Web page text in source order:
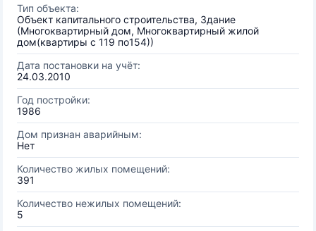
Тип объекта:
Объект капитального строительства, Здание
(Многоквартирный дом, Многоквартирный жилой
дом(квартиры с 119 по154))
Дата постановки на учёт:
24.03.2010
Год постройки:
1986
Дом признан аварийным:
Нет
Количество жилых помещений:
391
Количество нежилых помещений:
5